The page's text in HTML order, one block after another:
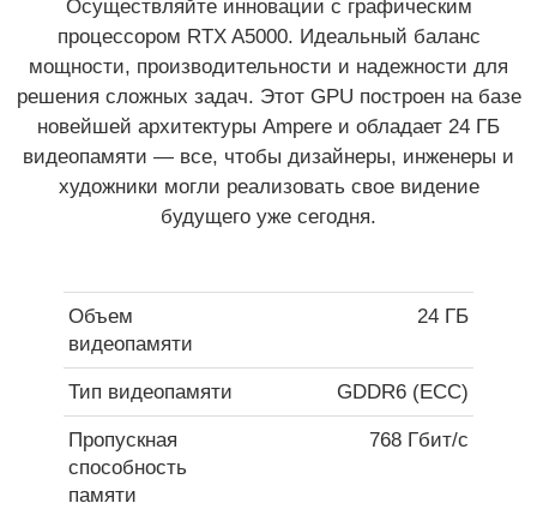
Осуществляйте инновации с графическим
процессором RTX A5000. Идеальный баланс
мощности, производительности и надежности для
решения сложных задач. Этот GPU построен на базе
новейшей архитектуры Ampere и обладает 24 ГБ
видеопамяти — все, чтобы дизайнеры, инженеры и
художники могли реализовать свое видение
будущего уже сегодня.
Объем
видеопамяти
24 ГБ
Тип видеопамяти GDDR6 (ECC)
Пропускная
способность
памяти
768 Гбит/с